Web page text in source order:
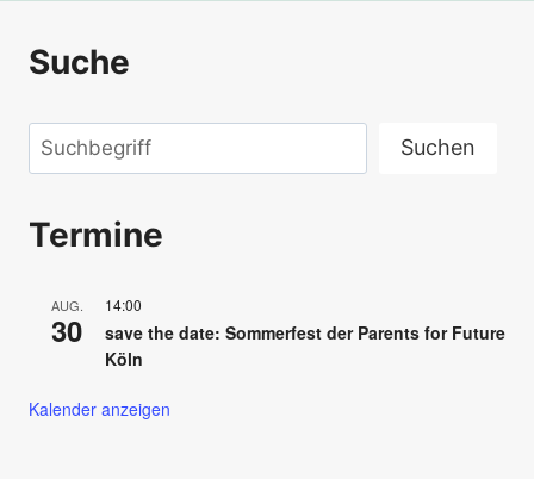
Alternative:
Suche
Suchen Suchen
Termine
AUG.
30
14:00
save the date: Sommerfest der Parents for Future
Köln
Kalender anzeigen